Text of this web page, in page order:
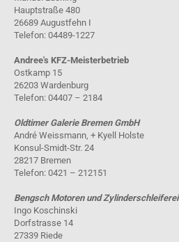
Hauptstraße 480
26689 Augustfehn I
Telefon: 04489-1227
Andree's KFZ-Meisterbetrieb
Ostkamp 15
26203 Wardenburg
Telefon: 04407 – 2184
Oldtimer Galerie Bremen GmbH
André Weissmann, + Kyell Holste
Konsul-Smidt-Str. 24
28217 Bremen
Telefon: 0421 – 212151
Bengsch Motoren und Zylinderschleiferei
Ingo Koschinski
Dorfstrasse 14
27339 Riede